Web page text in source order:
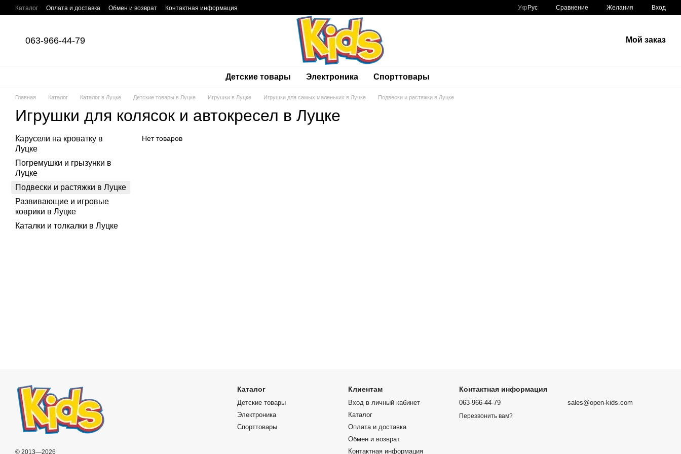
Перейти к основному контенту
Каталог Оплата и доставка Обмен и возврат Контактная информация Укр Рус Сравнение Желания Вход
063-966-44-79 Мой заказ
Детские товары Электроника Спорттовары
Главная Каталог Каталог в Луцке Детские товары в Луцке Игрушки в Луцке Игрушки для самых маленьких в Луцке Подвески и растяжки в Луцке
Игрушки для колясок и автокресел в Луцке
Нет товаров
Карусели на кроватку в
Луцке
Погремушки и грызунки в
Луцке
Подвески и растяжки в Луцке
Развивающие и игровые
коврики в Луцке
Каталки и толкалки в Луцке
© 2013—2026
Каталог
Детские товары
Электроника
Спорттовары
Клиентам
Вход в личный кабинет
Каталог
Оплата и доставка
Обмен и возврат
Контактная информация
Контактная информация
063-966-44-79
Перезвонить вам?
sales@open-kids.com